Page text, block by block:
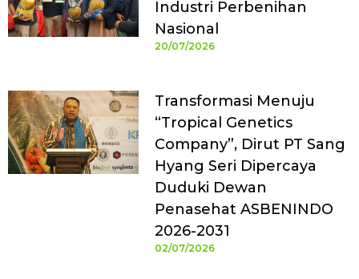
Industri Perbenihan
Nasional
20/07/2026
Transformasi Menuju
“Tropical Genetics
Company”, Dirut PT Sang
Hyang Seri Dipercaya
Duduki Dewan
Penasehat ASBENINDO
2026-2031
02/07/2026